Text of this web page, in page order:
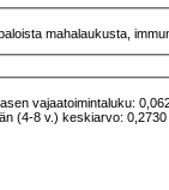
mahalaukusta,
vajaatoimintaluku:
(4-8 v.) keskiarvo: 0,2730